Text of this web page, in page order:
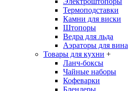
Термоподставки
Камни для виски
Штопоры
Ведра для льда
Аэраторы для вина
Товары для кухни +
Ланч-боксы
Чайные наборы
Кофеварки
Блендеры